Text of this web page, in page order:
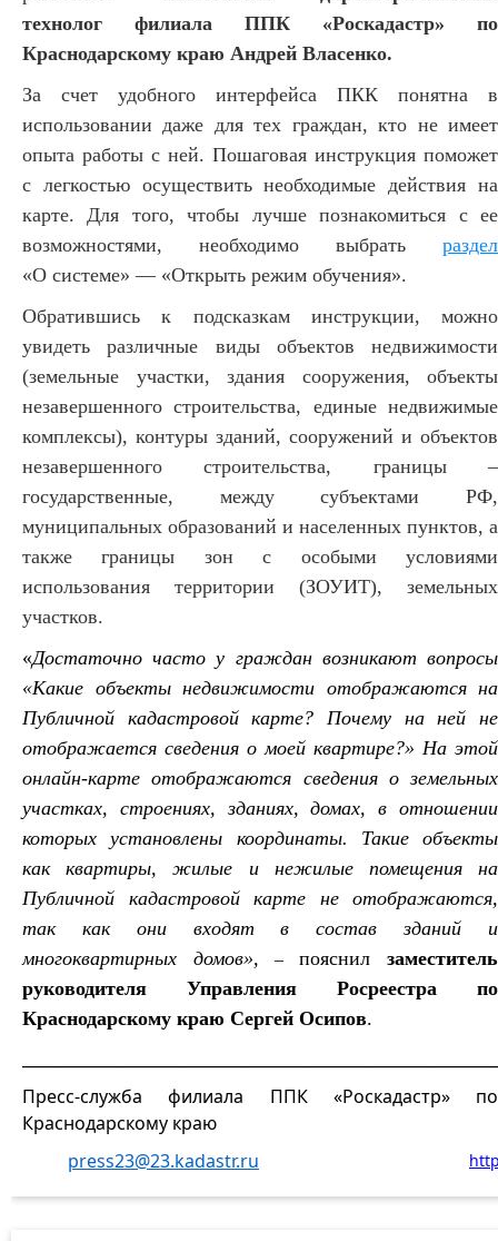
технолог филиала ППК «Роскадастр» по
Краснодарскому краю Андрей Власенко.
За счет удобного интерфейса ПКК понятна в
использовании даже для тех граждан, кто не имеет
опыта работы с ней. Пошаговая инструкция поможет
с легкостью осуществить необходимые действия на
карте. Для того, чтобы лучше познакомиться с ее
возможностями, необходимо выбрать раздел
«О системе» — «Открыть режим обучения».
Обратившись к подсказкам инструкции, можно
увидеть различные виды объектов недвижимости
(земельные участки, здания сооружения, объекты
незавершенного строительства, единые недвижимые
комплексы), контуры зданий, сооружений и объектов
незавершенного строительства, границы –
государственные, между субъектами РФ,
муниципальных образований и населенных пунктов, а
также границы зон с особыми условиями
использования территории (ЗОУИТ), земельных
участков.
«Достаточно часто у граждан возникают вопросы
«Какие объекты недвижимости отображаются на
Публичной кадастровой карте? Почему на ней не
отображается сведения о моей квартире?» На этой
онлайн-карте отображаются сведения о земельных
участках, строениях, зданиях, домах, в отношении
которых установлены координаты. Такие объекты
как квартиры, жилые и нежилые помещения на
Публичной кадастровой карте не отображаются,
так как они входят в состав зданий и
многоквартирных домов», – пояснил заместитель
руководителя Управления Росреестра по
Краснодарскому краю Сергей Осипов.
Пресс-служба филиала ППК «Роскадастр» по
Краснодарскому краю
press23@23.kadastr.ru